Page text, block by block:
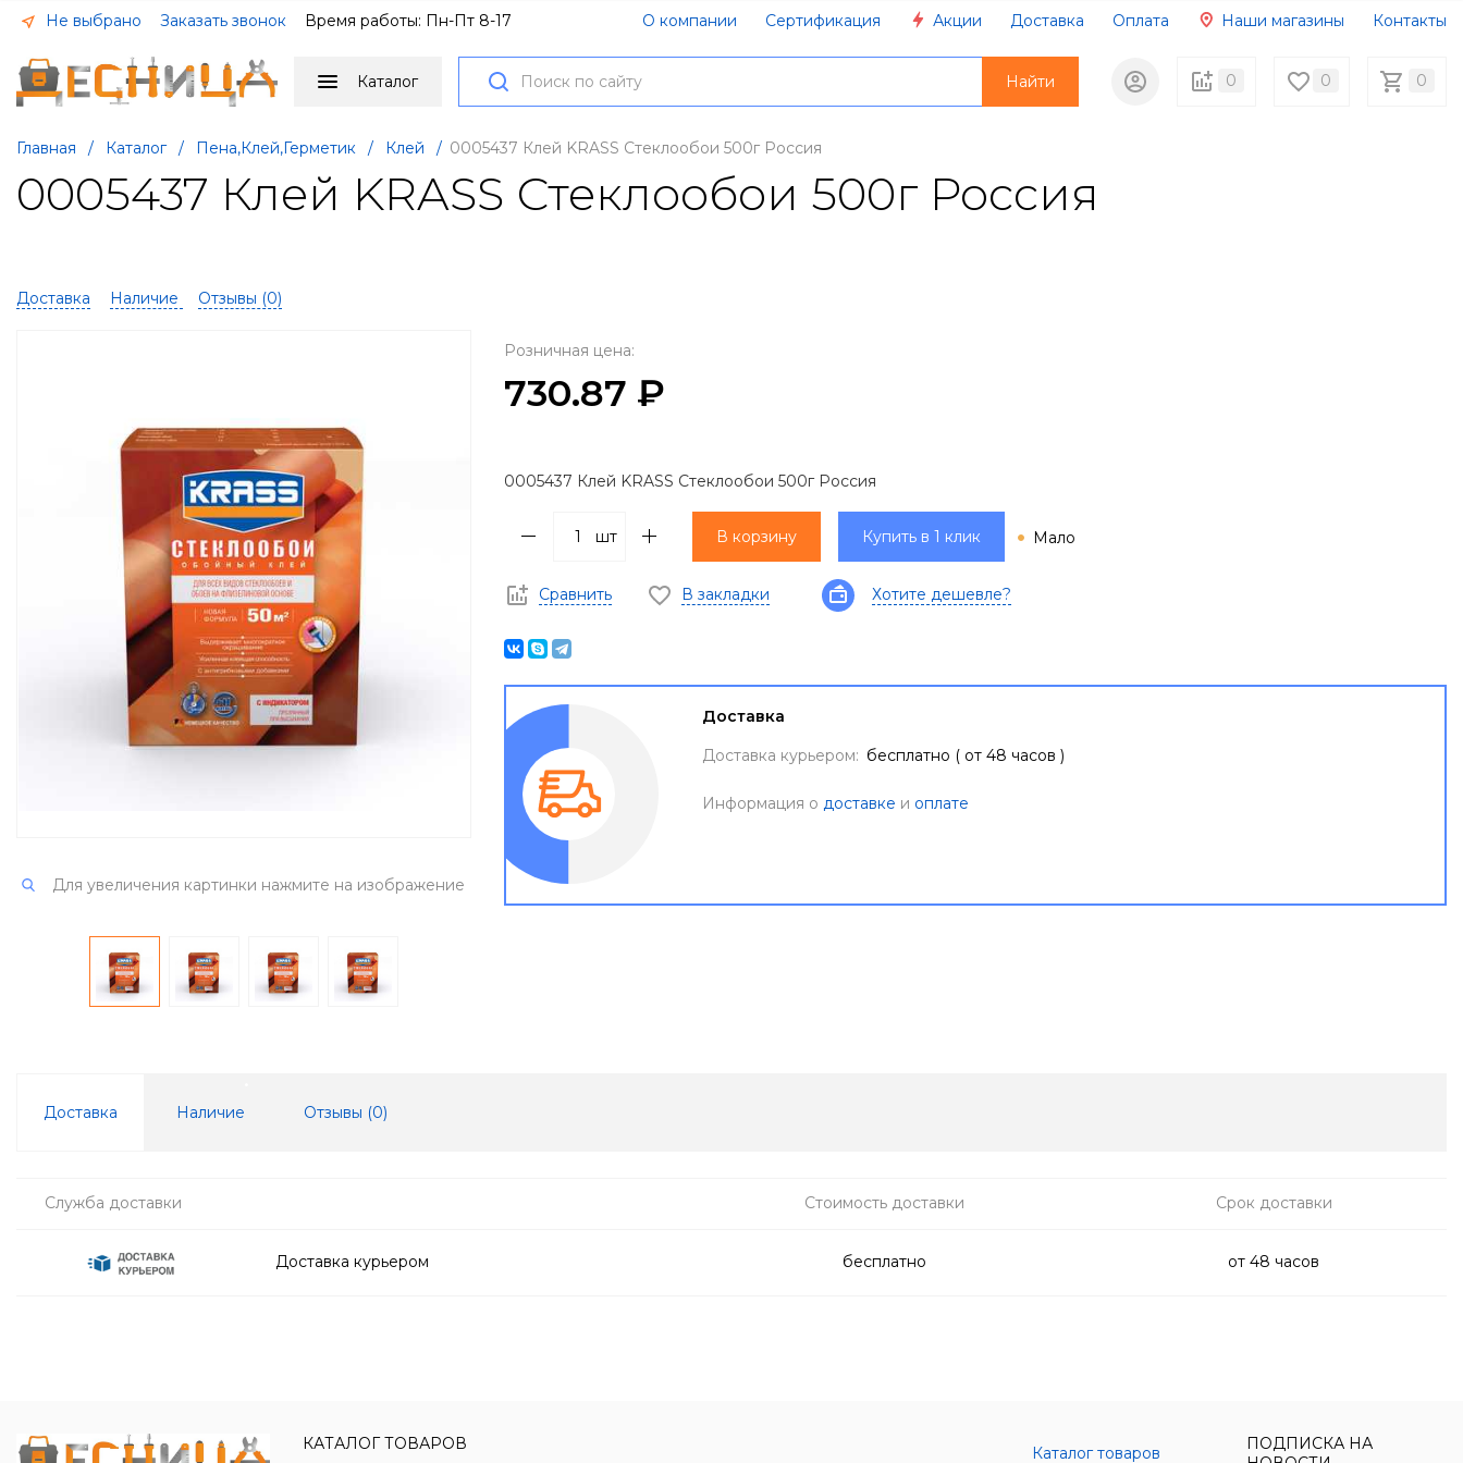
Не выбрано Заказать звонок Время работы: Пн-Пт 8-17 О компании Сертификация Акции Доставка Оплата Наши магазины
Контакты
Каталог
0 0 0
Найти
Главная / Каталог / Пена,Клей,Герметик / Клей / 0005437 Клей KRASS Стеклообои 500г Россия
0005437 Клей KRASS Стеклообои 500г Россия
Доставка Наличие Отзывы (0)
Для увеличения картинки нажмите на изображение
Розничная цена:
730.87 ₽
0005437 Клей KRASS Стеклообои 500г Россия
шт В корзину Купить в 1 клик Мало
Сравнить В закладки Хотите дешевле?
Доставка
Доставка курьером: бесплатно ( от 48 часов )
Информация о доставке и оплате
Доставка Наличие Отзывы (0)
Служба доставки Стоимость доставки Срок доставки
Доставка курьером бесплатно от 48 часов
КАТАЛОГ ТОВАРОВ Каталог товаров
ПОДПИСКА НА